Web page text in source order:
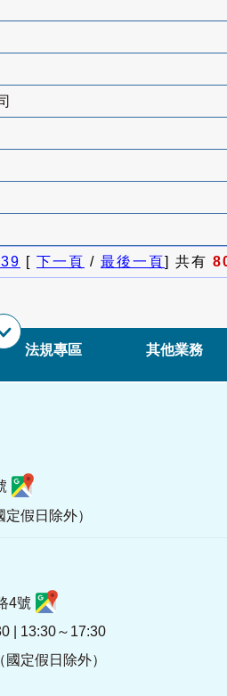
[ 下一頁 / 最後一頁] 共有
法規專區 其他業務
假日除外）
4號
| 13:30～17:30
定假日除外）